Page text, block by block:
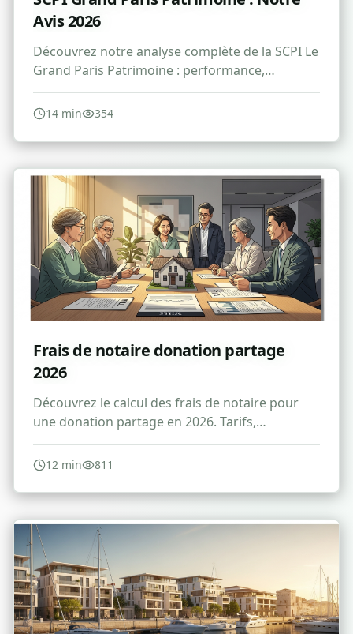
Avis 2026
Découvrez notre analyse complète de la SCPI Le
Grand Paris Patrimoine : performance,
avantages, risques et avis pour 2026.
14 min 354
Frais de notaire donation partage
2026
Découvrez le calcul des frais de notaire pour
une donation partage en 2026. Tarifs,
réductions et conseils pour optimiser vos
droits.
12 min 811